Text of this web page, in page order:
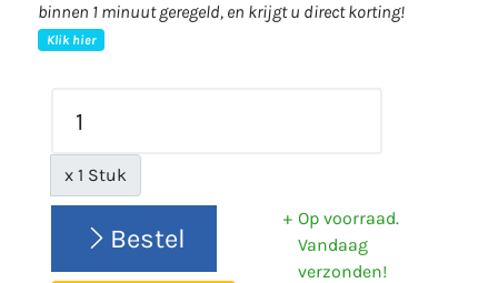
binnen 1 minuut geregeld, en krijgt u direct korting!
Klik hier
x 1 Stuk
Bestel
Op voorraad.
Vandaag
verzonden!